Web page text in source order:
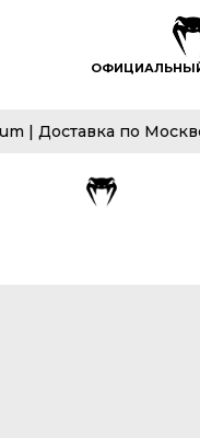
Доставка по